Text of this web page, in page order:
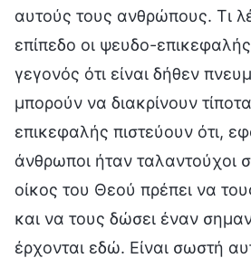
αυτούς τους ανθρώπους. Τι
επίπεδο οι ψευδο-
γεγονός ότι είναι δήθεν
μπορούν να διακρίνουν
επικεφαλής πιστεύουν ότι,
άνθρωποι ήταν ταλαντούχοι
οίκος του Θεού πρέπει να
και να τους δώσει έναν
έρχονται εδώ. Είναι σωστή